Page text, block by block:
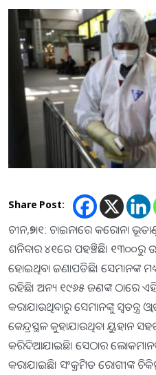
Share Post:
ଚୀନ,୨୬ା୧: ଚାଇନାରେ କରୋନା
ଶନିବାର ୪୧ରେ ପହଞ୍ଚିଛି। ୧୩୦୦ରୁ
ହୋଇଥିବା ଜଣାପଡିଛି। ସେମାନଙ୍କ
ରହିଛି। ଅନ୍ୟ ୧୯୬୫ ଜଣଙ୍କ ଠାରେ
କରାଯାଉଥିବାରୁ ସେମାନଙ୍କୁ ସ୍ବତନ୍ତ୍ର
କେନ୍ଦ୍ରସ୍ଥଳ କୁହାଯାଉଥିବା ୟୁହାନ
କରିଦିଆଯାଇଛି। ସେଠାର
କରାଯାଇଛି। ସଂକ୍ରମିତ ରୋଗୀଙ୍କ